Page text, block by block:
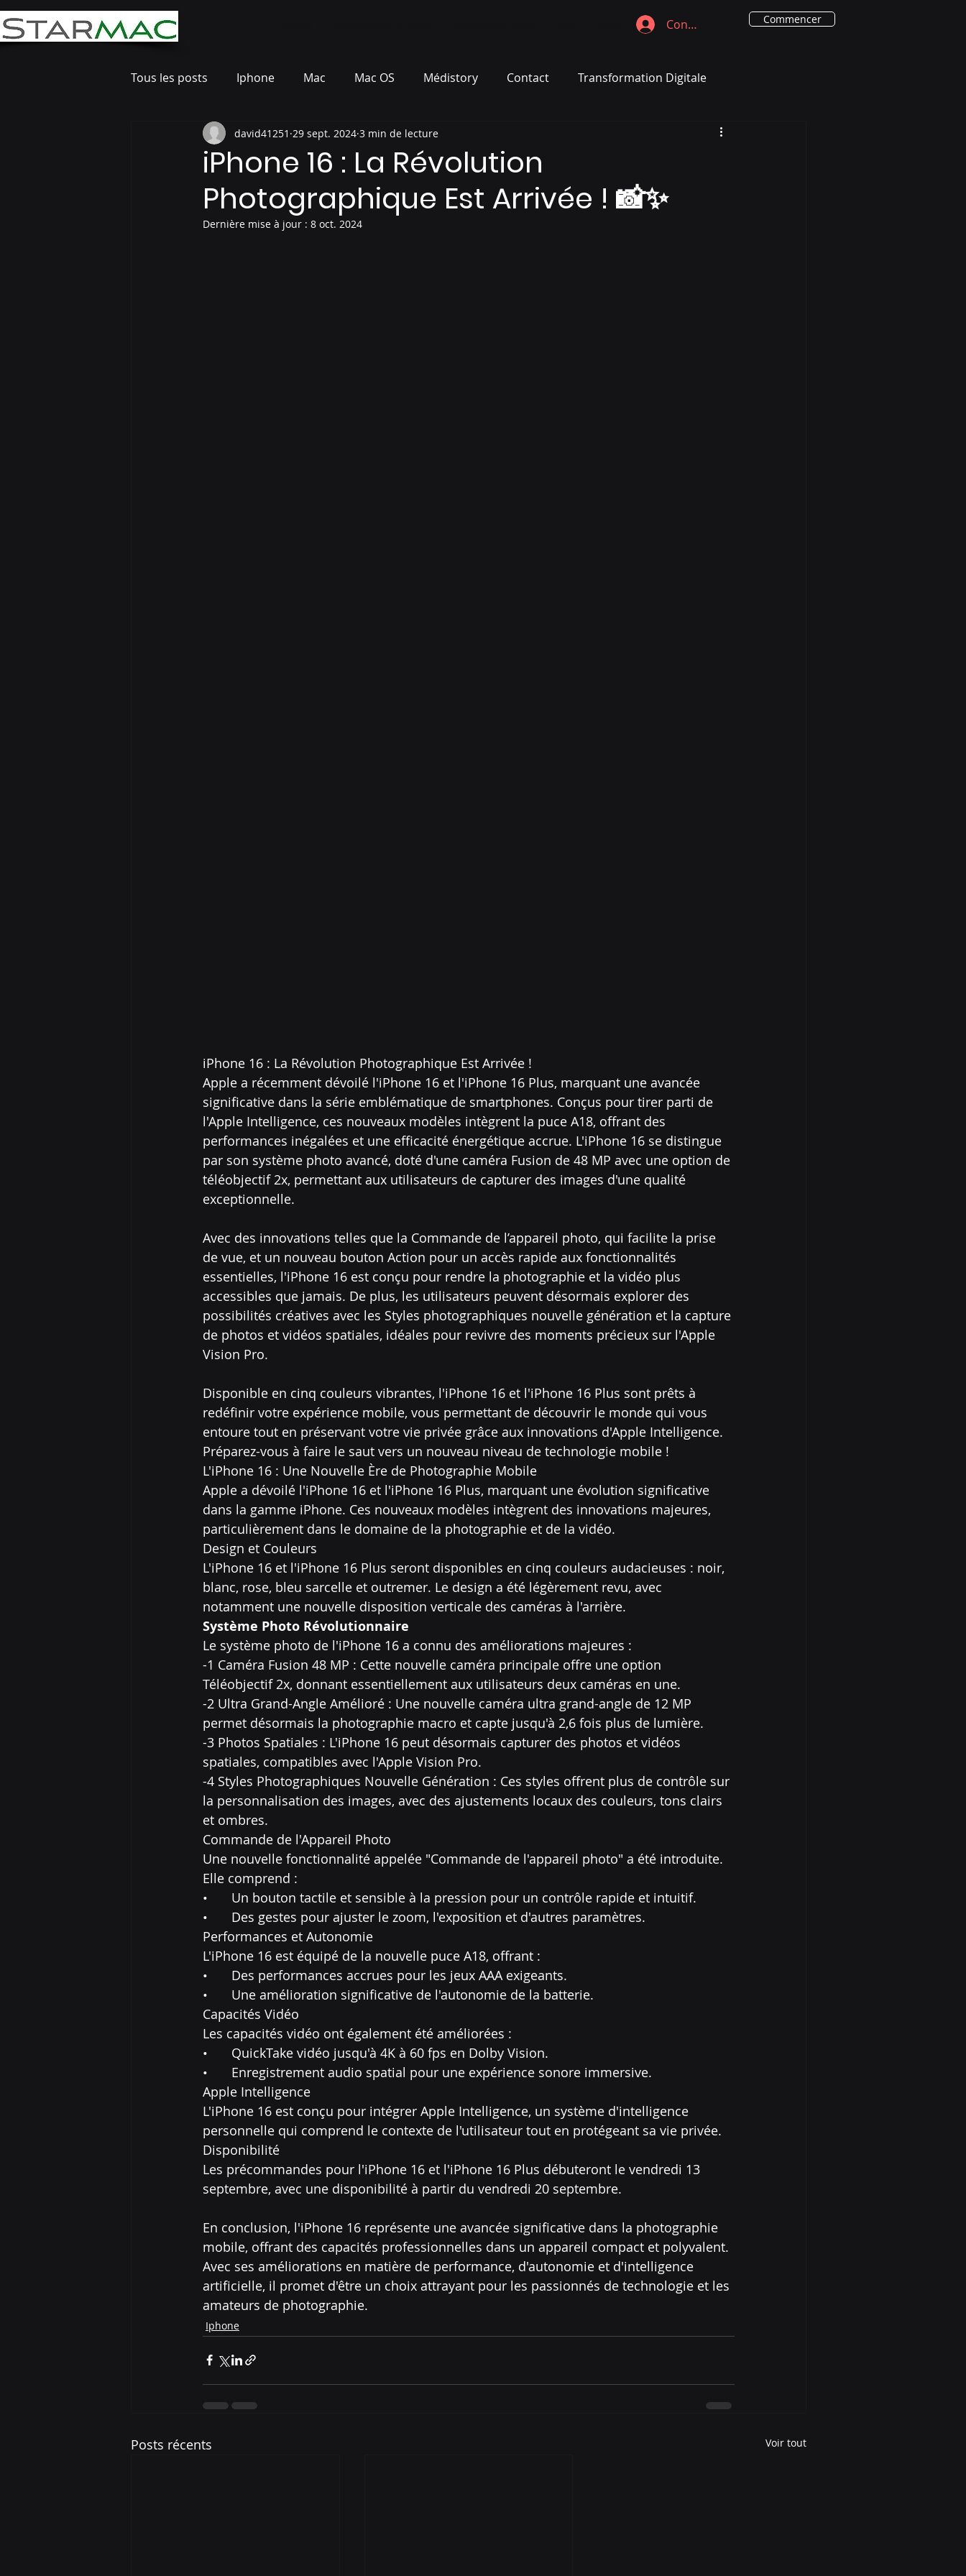
Connexion Commencer
Tous les posts Iphone Mac Mac OS Médistory Contact Transformation Digitale
iPhone 16 : La Révolution
Photographique Est Arrivée ! 📸✨
david41251 29 sept. 2024 3 min de lecture
Dernière mise à jour : 8 oct. 2024
iPhone 16 : La Révolution Photographique Est Arrivée !
Apple a récemment dévoilé l'iPhone 16 et l'iPhone 16 Plus, marquant une avancée
significative dans la série emblématique de smartphones. Conçus pour tirer parti de
l'Apple Intelligence, ces nouveaux modèles intègrent la puce A18, offrant des
performances inégalées et une efficacité énergétique accrue. L'iPhone 16 se distingue
par son système photo avancé, doté d'une caméra Fusion de 48 MP avec une option de
téléobjectif 2x, permettant aux utilisateurs de capturer des images d'une qualité
exceptionnelle.
Avec des innovations telles que la Commande de l’appareil photo, qui facilite la prise
de vue, et un nouveau bouton Action pour un accès rapide aux fonctionnalités
essentielles, l'iPhone 16 est conçu pour rendre la photographie et la vidéo plus
accessibles que jamais. De plus, les utilisateurs peuvent désormais explorer des
possibilités créatives avec les Styles photographiques nouvelle génération et la capture
de photos et vidéos spatiales, idéales pour revivre des moments précieux sur l'Apple
Vision Pro.
Disponible en cinq couleurs vibrantes, l'iPhone 16 et l'iPhone 16 Plus sont prêts à
redéfinir votre expérience mobile, vous permettant de découvrir le monde qui vous
entoure tout en préservant votre vie privée grâce aux innovations d'Apple Intelligence.
Préparez-vous à faire le saut vers un nouveau niveau de technologie mobile !
L'iPhone 16 : Une Nouvelle Ère de Photographie Mobile
Apple a dévoilé l'iPhone 16 et l'iPhone 16 Plus, marquant une évolution significative
dans la gamme iPhone. Ces nouveaux modèles intègrent des innovations majeures,
particulièrement dans le domaine de la photographie et de la vidéo.
Design et Couleurs
L'iPhone 16 et l'iPhone 16 Plus seront disponibles en cinq couleurs audacieuses : noir,
blanc, rose, bleu sarcelle et outremer. Le design a été légèrement revu, avec
notamment une nouvelle disposition verticale des caméras à l'arrière.
Système Photo Révolutionnaire
Le système photo de l'iPhone 16 a connu des améliorations majeures :
-1 Caméra Fusion 48 MP : Cette nouvelle caméra principale offre une option
Téléobjectif 2x, donnant essentiellement aux utilisateurs deux caméras en une.
-2 Ultra Grand-Angle Amélioré : Une nouvelle caméra ultra grand-angle de 12 MP
permet désormais la photographie macro et capte jusqu'à 2,6 fois plus de lumière.
-3 Photos Spatiales : L'iPhone 16 peut désormais capturer des photos et vidéos
spatiales, compatibles avec l'Apple Vision Pro.
-4 Styles Photographiques Nouvelle Génération : Ces styles offrent plus de contrôle sur
la personnalisation des images, avec des ajustements locaux des couleurs, tons clairs
et ombres.
Commande de l'Appareil Photo
Une nouvelle fonctionnalité appelée "Commande de l'appareil photo" a été introduite.
Elle comprend :
•	Un bouton tactile et sensible à la pression pour un contrôle rapide et intuitif.
•	Des gestes pour ajuster le zoom, l'exposition et d'autres paramètres.
Performances et Autonomie
L'iPhone 16 est équipé de la nouvelle puce A18, offrant :
•	Des performances accrues pour les jeux AAA exigeants.
•	Une amélioration significative de l'autonomie de la batterie.
Capacités Vidéo
Les capacités vidéo ont également été améliorées :
•	QuickTake vidéo jusqu'à 4K à 60 fps en Dolby Vision.
•	Enregistrement audio spatial pour une expérience sonore immersive.
Apple Intelligence
L'iPhone 16 est conçu pour intégrer Apple Intelligence, un système d'intelligence
personnelle qui comprend le contexte de l'utilisateur tout en protégeant sa vie privée.
Disponibilité
Les précommandes pour l'iPhone 16 et l'iPhone 16 Plus débuteront le vendredi 13
septembre, avec une disponibilité à partir du vendredi 20 septembre.
En conclusion, l'iPhone 16 représente une avancée significative dans la photographie
mobile, offrant des capacités professionnelles dans un appareil compact et polyvalent.
Avec ses améliorations en matière de performance, d'autonomie et d'intelligence
artificielle, il promet d'être un choix attrayant pour les passionnés de technologie et les
amateurs de photographie.
Iphone
Posts récents Voir tout